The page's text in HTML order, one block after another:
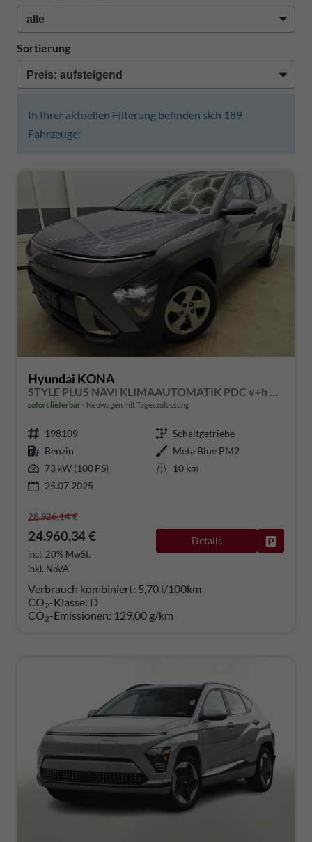
Sortierung
In Ihrer aktuellen Filterung befinden sich 189
Fahrzeuge:
Hyundai KONA
sofort lieferbar Neuwagen mit Tageszulassung
198109
Schaltgetriebe
Benzin
Meta Blue PM2
73 kW (100 PS)
10 km
25.07.2025
28.926,14 €
24.960,34 €
incl. 20% MwSt.
inkl. NoVA
Details
Verbrauch kombiniert: 5,70 l/100km
CO2-Klasse: D
CO2-Emissionen: 129,00 g/km